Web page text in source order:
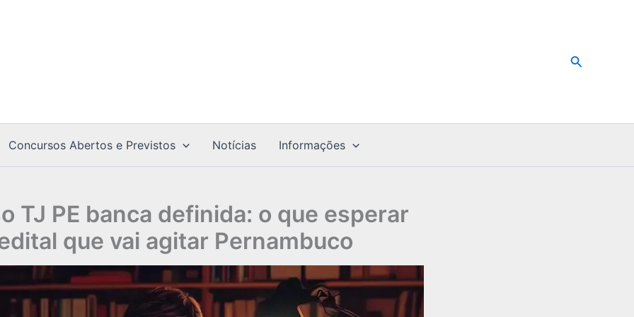
Pesquisar
Concursos Abertos e Previstos Notícias Informações
TJ PE banca definida: o que esperar
que vai agitar Pernambuco